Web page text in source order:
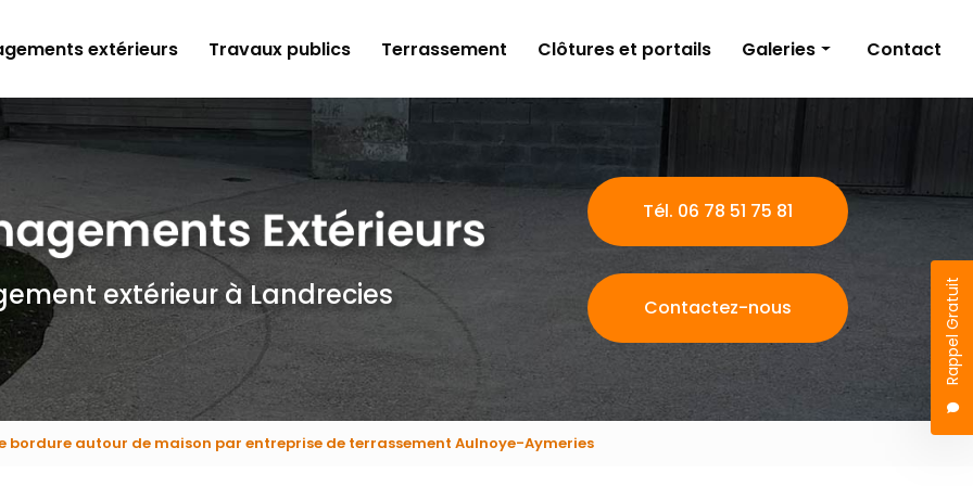
Rappel Gratuit
extérieurs Travaux publics Terrassement Clôtures et portails Galeries
Clôtures et portails
Contact
extérieurà Landrecies
Tél. 06 78 51 75 81
Contactez-nous
bordure autour de maison par entreprise de terrassement Aulnoye-Aymeries